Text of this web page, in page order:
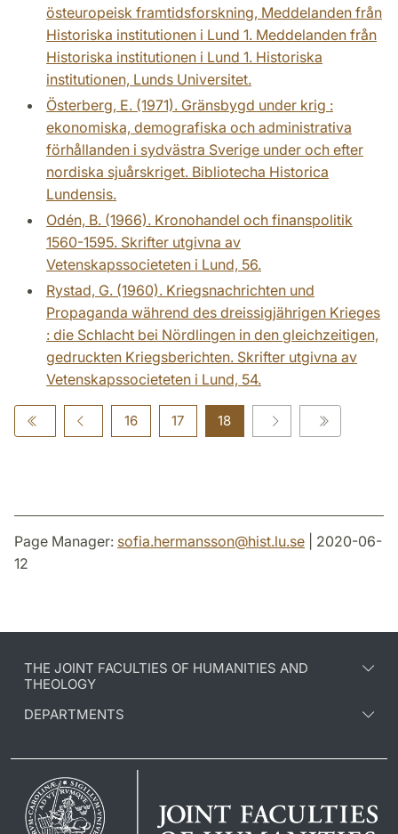
östeuropeisk framtidsforskning, Meddelanden från
Historiska institutionen i Lund 1. Meddelanden från
Historiska institutionen i Lund 1. Historiska
institutionen, Lunds Universitet.
Österberg, E. (1971). Gränsbygd under krig :
ekonomiska, demografiska och administrativa
förhållanden i sydvästra Sverige under och efter
nordiska sjuårskriget. Bibliotecha Historica
Lundensis.
Odén, B. (1966). Kronohandel och finanspolitik
1560-1595. Skrifter utgivna av
Vetenskapssocieteten i Lund, 56.
Rystad, G. (1960). Kriegsnachrichten und
Propaganda während des dreissigjährigen Krieges
: die Schlacht bei Nördlingen in den gleichzeitigen,
gedruckten Kriegsberichten. Skrifter utgivna av
Vetenskapssocieteten i Lund, 54.
16 17 18
Page Manager: sofia.hermansson@hist.lu.se | 2020-06-
12
THE JOINT FACULTIES OF HUMANITIES AND
THEOLOGY
DEPARTMENTS